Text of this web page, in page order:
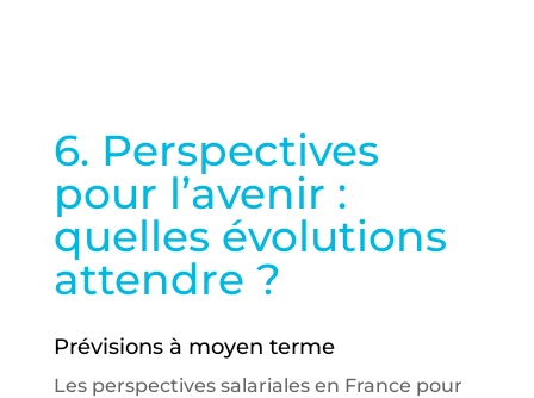
6. Perspectives
pour l’avenir :
quelles évolutions
attendre ?
Prévisions à moyen terme
Les perspectives salariales en France pour